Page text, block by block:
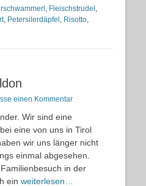
, Fleischstrudel ,
, Petersilerdäpfel , Risotto,
einen Kommentar
Wir sind eine
eine von uns in Tirol
wir uns länger nicht
einmal abgesehen.
in der
ein weiterlesen…